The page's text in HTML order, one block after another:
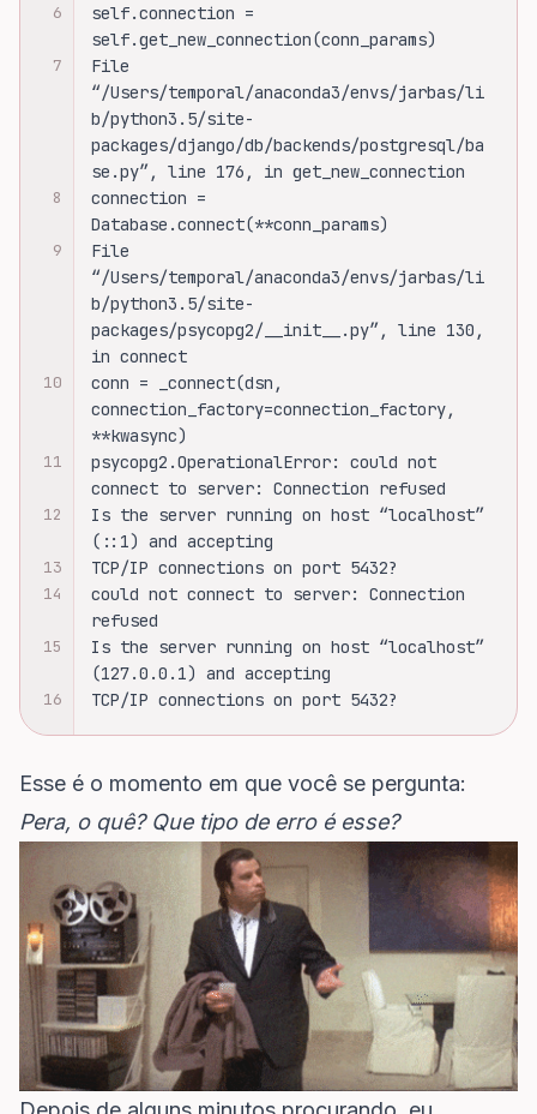
6
self.connection =
self.get_new_connection(conn_params)
7
File
“/Users/temporal/anaconda3/envs/jarbas/li
b/python3.5/site-
packages/django/db/backends/postgresql/ba
se.py”, line 176, in get_new_connection
8
connection =
Database.connect(**conn_params)
9
File
“/Users/temporal/anaconda3/envs/jarbas/li
b/python3.5/site-
packages/psycopg2/__init__.py”, line 130,
in connect
10
conn = _connect(dsn,
connection_factory=connection_factory,
**kwasync)
11
psycopg2.OperationalError: could not
connect to server: Connection refused
12
Is the server running on host “localhost”
(::1) and accepting
13 TCP/IP connections on port 5432?
14
could not connect to server: Connection
refused
15
Is the server running on host “localhost”
(127.0.0.1) and accepting
16 TCP/IP connections on port 5432?
Esse é o momento em que você se pergunta:
Pera, o quê? Que tipo de erro é esse?